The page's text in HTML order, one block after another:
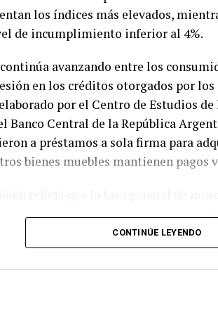
inmuebles ubicados en áreas
nacional.
quedó momentáneamente
La movilización de San Juan, en
evidenció que la discusión sobre
y se ha instalado como uno de los
intereses económicos,
los índices más elevados,
de incumplimiento inferior al 4%.
avanzando entre los
en los créditos otorgados por los
por el Centro de Estudios de
Banco Central de la República
a préstamos a sola firma para
bienes muebles mantienen pagos
el 20,4%. En otras palabras, uno
de crédito presenta atrasos en el
indicador que acompaña el deterioro
analizado, los préstamos
CONTINÚE LEYENDO